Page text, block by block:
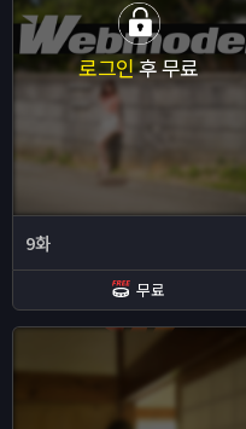
로그인후 무료
9화
무료